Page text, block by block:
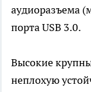
аудиоразъема
порта USB 3.0.
Высокие
неплохую